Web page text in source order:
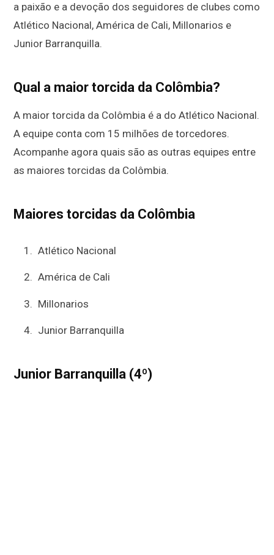
a paixão e a devoção dos seguidores de clubes como
Atlético Nacional, América de Cali, Millonarios e
Junior Barranquilla.
Qual a maior torcida da Colômbia?
A maior torcida da Colômbia é a do Atlético Nacional.
A equipe conta com 15 milhões de torcedores.
Acompanhe agora quais são as outras equipes entre
as maiores torcidas da Colômbia.
Maiores torcidas da Colômbia
Atlético Nacional
América de Cali
Millonarios
Junior Barranquilla
Junior Barranquilla (4º)